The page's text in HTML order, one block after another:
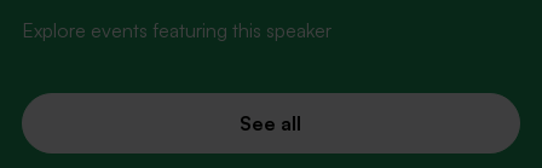
Explore events featuring this speaker
See all